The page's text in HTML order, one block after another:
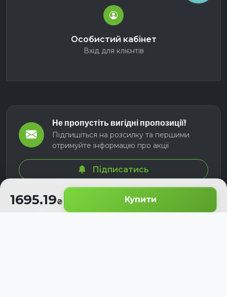
1695.19 Купити
Особистий кабінет
Вхід для клієнтів
Не пропустіть вигідні пропозиції!
Підпишіться на розсилку та першими
отримуйте інформацію про акції
Підписатись
© 2026 СЕЛМ АГРО. Всі права захищені.